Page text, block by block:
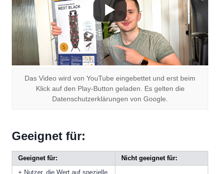
Das Video wird von YouTube eingebettet und erst beim
Klick auf den Play-Button geladen. Es gelten die
Datenschutzerklärungen von Google.
Geeignet für:
Geeignet für:
Nicht geeignet für:
+ Nutzer, die Wert auf spezielle